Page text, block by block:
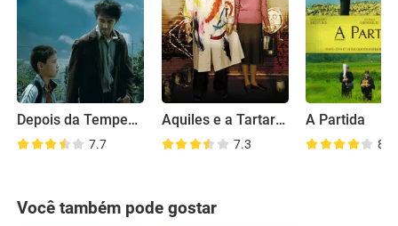
Depois da Tempestade
7.7
Aquiles e a Tartaruga
7.3
A Partida
8.1
Você também pode gostar